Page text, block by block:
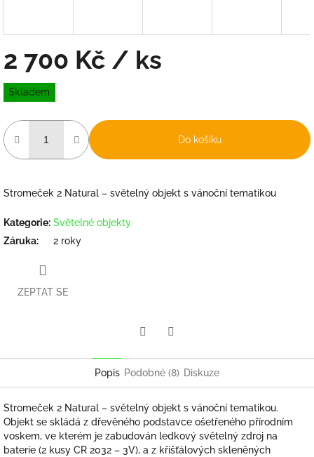
2 700 Kč / ks
Měrná
cena:
Skladem
Do košíku
Stromeček 2 Natural – světelný objekt s vánoční tematikou
Kategorie: Světelné objekty
Záruka: 2 roky
ZEPTAT SE
Popis Podobné (8) Diskuze
Stromeček 2 Natural – světelný objekt s vánoční tematikou.
Objekt se skládá z dřevěného podstavce ošetřeného přírodním
voskem, ve kterém je zabudován ledkový světelný zdroj na
baterie (2 kusy CR 2032 – 3V), a z křišťálových skleněných